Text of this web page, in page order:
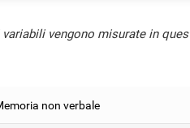
vengono misurate in
non verbale